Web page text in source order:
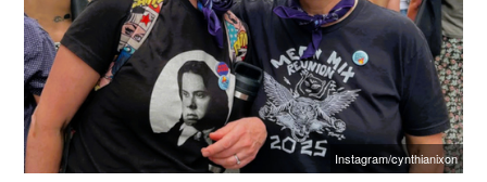
Instagram/cynthianixon